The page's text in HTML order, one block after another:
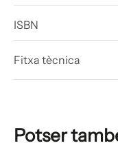
ISBN
Fitxa tècnica
Potser